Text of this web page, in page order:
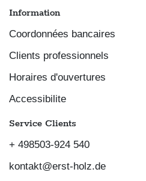
Information
Coordonnées bancaires
Clients professionnels
Horaires d'ouvertures
Accessibilite
Service Clients
+ 498503-924 540
kontakt@erst-holz.de